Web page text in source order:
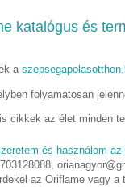
katalógus és
a
folyamatosan
cikkek az élet minden
és használom az
az Oriflame vagy a